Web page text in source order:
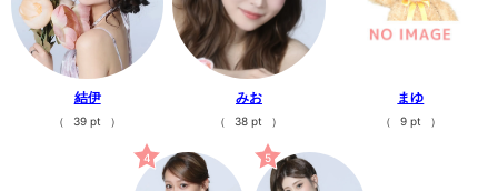
ね！もお願いします❤
（10/07 03:31）
結伊
（ 39 pt ）
みお
（ 38 pt ）
まゆ
（ 9 pt ）
4 5